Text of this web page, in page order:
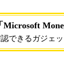
できるガジェ